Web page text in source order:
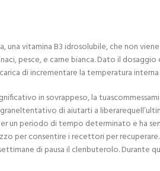
una vitamina B3 idrosolubile, che non
pesce, e carne bianca. Dato il
di incrementare la temperatura
in sovrappeso, la
di aiutarti a
un periodo di tempo determinato e ha
per consentire i recettori per
di pausa il clenbuterolo. Durante